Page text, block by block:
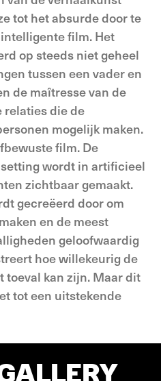
tot het absurde door te
film. Het
op steeds niet geheel
tussen een vader en
de maîtresse van de
relaties die de
mogelijk maken.
film. De
wordt in artificieel
zichtbaar gemaakt.
gecreëerd door om
en de meest
geloofwaardig
hoe willekeurig de
toeval kan zijn. Maar dit
tot een uitstekende